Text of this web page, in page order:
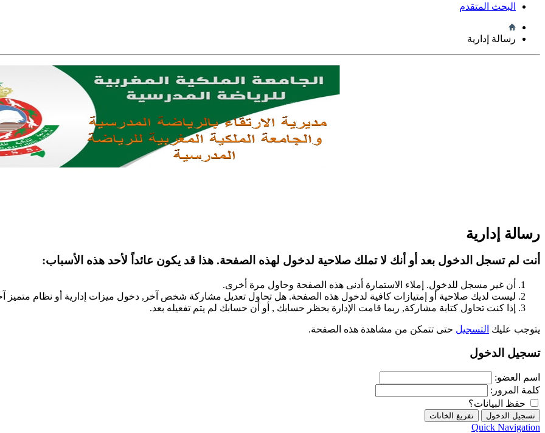
البحث المتقدم
رسالة إدارية
رسالة إدارية
أنت لم تسجل الدخول بعد أو أنك لا تملك صلاحية لدخول لهذه الصفحة. هذا قد يكون عائداً لأحد هذه الأسباب:
أن غير مسجل للدخول. إملاء الاستمارة أدنى هذه الصفحة وحاول مرة أخرى.
ليست لديك صلاحية أو إمتيازات كافية لدخول هذه الصفحة. هل تحاول تعديل مشاركة شخص آخر, دخول ميزات إدارية أو نظام متميز
إذا كنت تحاول كتابة مشاركة, ربما قامت الإدارة بحظر حسابك , أو أن حسابك لم يتم تفعيله بعد.
يتوجب عليك التسجيل حتى تتمكن من مشاهدة هذه الصفحة.
تسجيل الدخول
اسم العضو:
كلمة المرور:
حفظ البيانات؟
Quick Navigation